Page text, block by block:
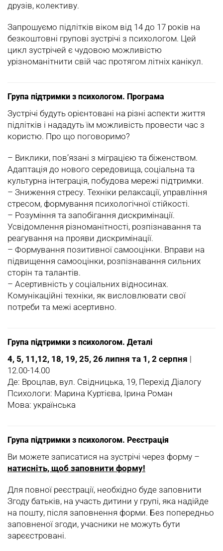
друзів, колективу.
Запрошуємо підлітків віком від 14 до 17 років на
безкоштовні групові зустрічі з психологом. Цей
цикл зустрічей є чудовою можливістю
урізноманітнити свій час протягом літніх канікул.
Група підтримки з психологом. Програма
Зустрічі будуть орієнтовані на різні аспекти життя
підлітків і нададуть їм можливість провести час з
користю. Про що поговоримо?
– Виклики, пов’язані з міграцією та біженством.
Адаптація до нового середовища, соціальна та
культурна інтеграція, побудова мережі підтримки.
– Зниження стресу. Техніки релаксації, управління
стресом, формування психологічної стійкості.
– Розуміння та запобігання дискримінації.
Усвідомлення різноманітності, розпізнавання та
реагування на прояви дискримінації.
– Формування позитивної самооцінки. Вправи на
підвищення самооцінки, розпізнавання сильних
сторін та талантів.
– Асертивність у соціальних відносинах.
Комунікаційні техніки, як висловлювати свої
потреби та межі асертивно.
Група підтримки з психологом. Деталі
4, 5, 11,12, 18, 19, 25, 26 липня та 1, 2 серпня |
12.00-14.00
Де: Вроцлав, вул. Свідницька, 19, Перехід Діалогу
Психологи: Марина Куртієва, Ірина Роман
Мова: українська
Група підтримки з психологом. Реєстрація
Ви можете записатися на зустрічі через форму –
натисніть, щоб заповнити форму!
Для повної реєстрації, необхідно буде заповнити
Згоду батьків, на участь дитини у групі, яка надійде
на пошту, після заповнення форми. Без попередньо
заповненої згоди, учасники не можуть бути
зарєєстровані.